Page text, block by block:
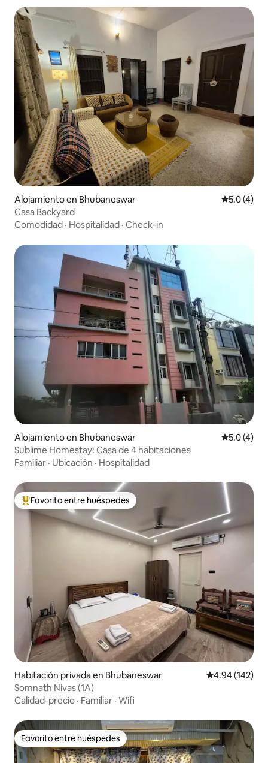
Alojamiento en Bhubaneswar
5.0 (4)
Casa Backyard
Comodidad · Hospitalidad · Check-in
Alojamiento en Bhubaneswar
5.0 (4)
Sublime Homestay: Casa de 4 habitaciones
Familiar · Ubicación · Hospitalidad
Favorito entre huéspedes preferido
Favorito entre huéspedes
Habitación privada en Bhubaneswar Calificación
4.94 (142)
Somnath Nivas (1A)
Calidad-precio · Familiar · Wifi
Favorito entre huéspedes
Favorito entre huéspedes